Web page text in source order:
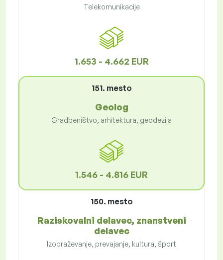
Telekomunikacije
1.653 - 4.662 EUR
151. mesto
Geolog
Gradbeništvo, arhitektura, geodezija
1.546 - 4.816 EUR
150. mesto
Raziskovalni delavec, znanstveni
delavec
Izobraževanje, prevajanje, kultura, šport